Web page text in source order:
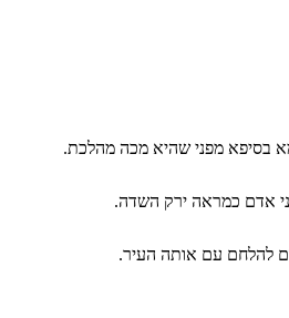
בסיפא מפני שהיא מכה מהלכת.
אדם כמראה ירק השדה.
להלחם עם אותה העיר.